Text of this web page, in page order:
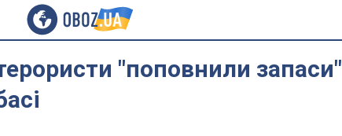
"поповнили запаси"